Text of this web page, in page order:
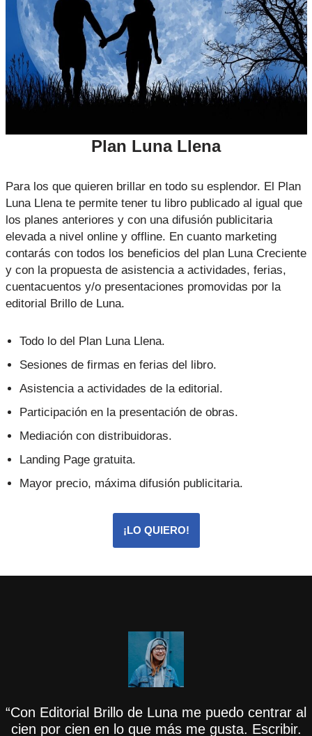
Plan Luna Llena
Para los que quieren brillar en todo su esplendor. El Plan
Luna Llena te permite tener tu libro publicado al igual que
los planes anteriores y con una difusión publicitaria
elevada a nivel online y offline. En cuanto marketing
contarás con todos los beneficios del plan Luna Creciente
y con la propuesta de asistencia a actividades, ferias,
cuentacuentos y/o presentaciones promovidas por la
editorial Brillo de Luna.
Todo lo del Plan Luna Llena.
Sesiones de firmas en ferias del libro.
Asistencia a actividades de la editorial.
Participación en la presentación de obras.
Mediación con distribuidoras.
Landing Page gratuita.
Mayor precio, máxima difusión publicitaria.
¡LO QUIERO!
“Con Editorial Brillo de Luna me puedo centrar al
cien por cien en lo que más me gusta. Escribir.